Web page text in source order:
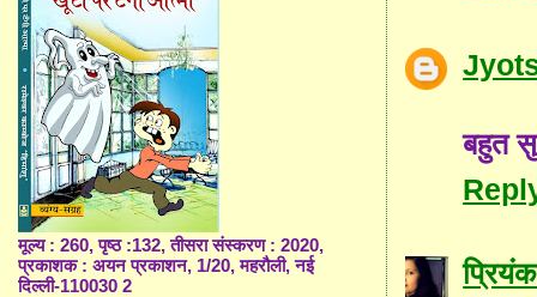
बहुत
मूल्य : 260, पृष्ठ :132, तीसरा संस्करण : 2020,
प्रकाशक : अयन प्रकाशन, 1/20, महरौली, नई
दिल्ली-110030 2